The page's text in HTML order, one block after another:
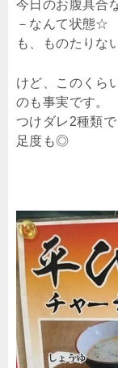
今日のお腹具合
－なんて状態☆
も、ものたりな
けど、このくら
のも事実です。
つけダレ2種類
足度も◎